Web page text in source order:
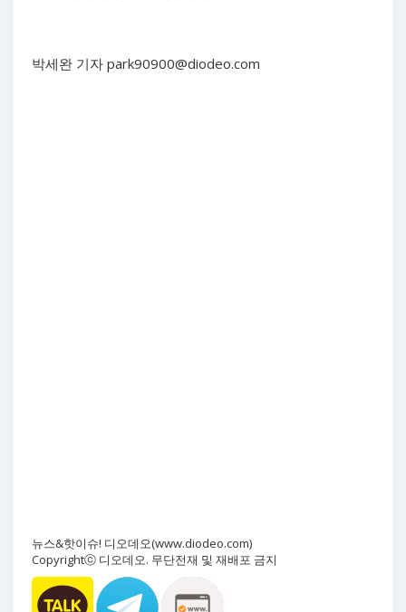
박세완 기자 park90900@diodeo.com
뉴스&핫이슈! 디오데오(www.diodeo.com)
Copyrightⓒ 디오데오. 무단전재 및 재배포 금지